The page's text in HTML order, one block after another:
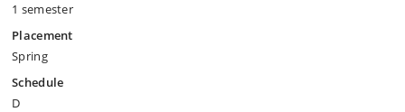
1 semester
Placement
Spring
Schedule
D